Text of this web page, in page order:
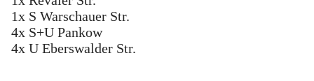
1x S Warschauer Str.
4x S+U Pankow
4x U Eberswalder Str.